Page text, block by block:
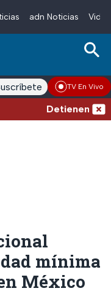
adn Noticias
adn Noticias RadioTV En Vivo
Detienen al
mínima
México